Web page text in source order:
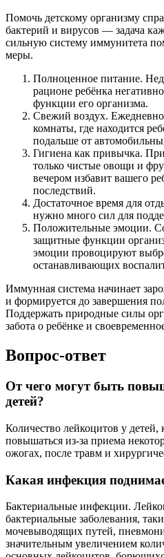
Помочь детскому организму
бактерий и вирусов — задача
сильную систему иммунитета
меры.
Полноценное питание.
рационе ребёнка
функции его организма.
Свежий воздух. Ежедневно
комнаты, где находится
подальше от
Гигиена как привычка.
только чистые овощи и
вечером избавит вашего
последствий.
Достаточное время для
нужно много сил для
Положительные эмоции.
защитные функции
эмоции провоцируют
останавливающих
Иммунная система начинает
и формируется до завершения
Поддержать природные силы
забота о ребёнке и
Вопрос-ответ
От чего могут быть
детей?
Количество лейкоцитов у
повышаться из-за приема
ожогах, после травм и
Какая инфекция
Бактериальные инфекции.
бактериальные заболевания,
мочевыводящих путей,
значительным увеличением